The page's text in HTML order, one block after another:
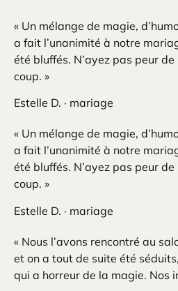
« Un mélange de magie,
a fait l’unanimité à notre
été bluffés. N’ayez pas peur
coup. »
Estelle D. · mariage
« Un mélange de magie,
a fait l’unanimité à notre
été bluffés. N’ayez pas peur
coup. »
Estelle D. · mariage
« Nous l’avons rencontré au
et on a tout de suite été
qui a horreur de la magie. Nos